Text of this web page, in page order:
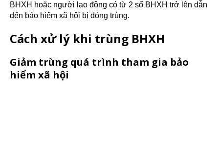
BHXH hoặc người lao động có từ 2 sổ BHXH trở lên dẫn
đến bảo hiểm xã hội bị đóng trùng.
Cách xử lý khi trùng BHXH
Giảm trùng quá trình tham gia bảo
hiểm xã hội